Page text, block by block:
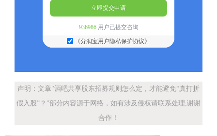
立即提交申请
936986用户已提交咨询
《分润宝用户隐私保护协议》
声明：文章"酒吧共享股东招募规则怎么定，才能避免“真打折
假入股”？"部分内容源于网络，如有涉及侵权请联系处理,谢谢
合作！